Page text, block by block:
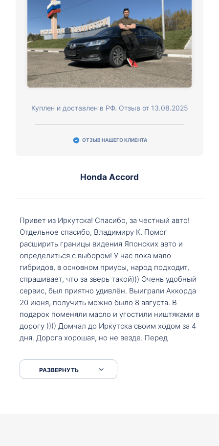
Куплен и доставлен в РФ. Отзыв от 13.08.2025
ОТЗЫВ НАШЕГО КЛИЕНТА
Honda Accord
Привет из Иркутска! Спасибо, за честный авто!
Отдельное спасибо, Владимиру К. Помог
расширить границы видения Японских авто и
определиться с выбором! У нас пока мало
гибридов, в основном приусы, народ подходит,
спрашивает, что за зверь такой))) Очень удобный
сервис, был приятно удивлён. Выиграли Аккорда
20 июня, получить можно было 8 августа. В
подарок поменяли масло и угостили ништяками в
дорогу )))) Домчал до Иркутска своим ходом за 4
дня. Дорога хорошая, но не везде. Перед
серпантинах по пути следования.
РАЗВЕРНУТЬ